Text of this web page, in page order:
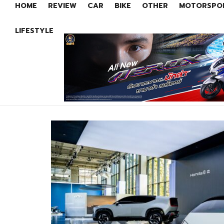
HOME REVIEW CAR BIKE OTHER
LIFESTYLE